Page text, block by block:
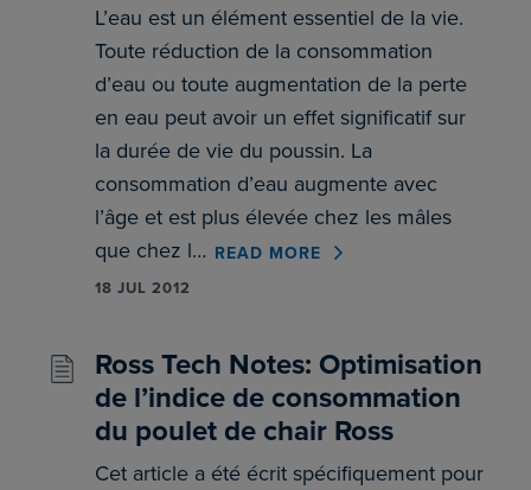
L’eau est un élément essentiel de la vie.
Toute réduction de la consommation
d’eau ou toute augmentation de la perte
en eau peut avoir un effet significatif sur
la durée de vie du poussin. La
consommation d’eau augmente avec
l’âge et est plus élevée chez les mâles
que chez l… READ MORE
18 JUL 2012
Ross Tech Notes: Optimisation
de l’indice de consommation
du poulet de chair Ross
Cet article a été écrit spécifiquement pour